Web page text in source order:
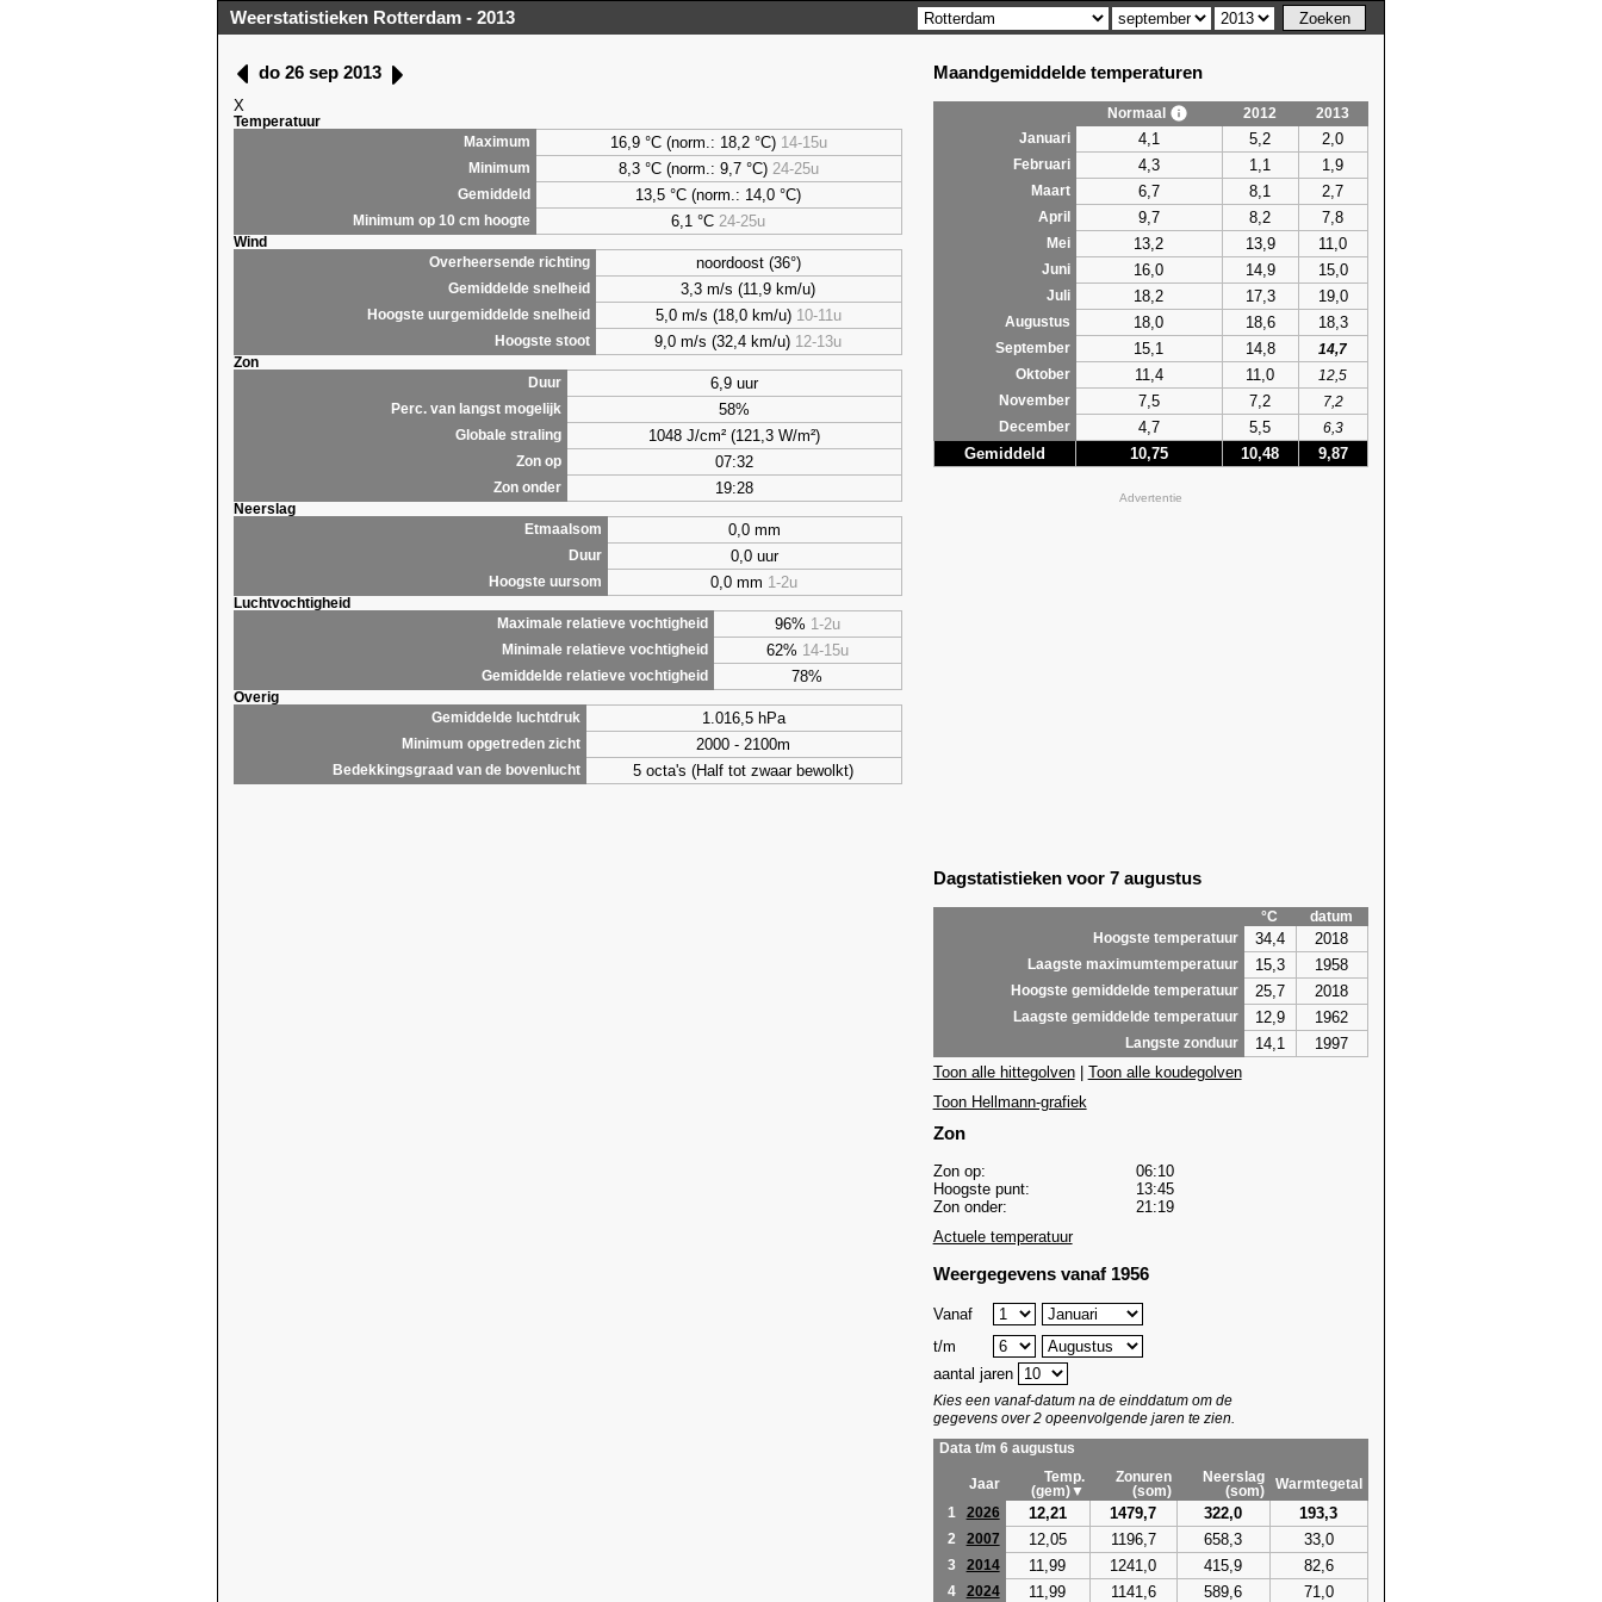
Weerstatistieken Rotterdam - 2013
do 26 sep 2013
X
Temperatuur
Maximum
16,9 °C (norm.: 18,2 °C) 14-15u
Minimum 8,3°C (norm.: 9,7 °C) 24-25u
Gemiddeld 13,5 °C (norm.: 14,0 °C)
Minimum op 10 cm hoogte 6,1 °C 24-25u
Wind
Overheersende richting
noordoost (36°)
Gemiddelde snelheid 3,3 m/s (11,9 km/u)
Hoogste uurgemiddelde snelheid 5,0 m/s (18,0 km/u) 10-11u
Hoogste stoot 9,0 m/s (32,4 km/u) 12-13u
Zon
Duur
6,9 uur
Perc. van langst mogelijk 58%
Globale straling 1048 J/cm² (121,3 W/m²)
Zon op 07:32
Zon onder 19:28
Neerslag
Etmaalsom
0,0 mm
Duur 0,0 uur
Hoogste uursom 0,0 mm 1-2u
Luchtvochtigheid
Maximale relatieve vochtigheid
96% 1-2u
Minimale relatieve vochtigheid 62% 14-15u
Gemiddelde relatieve vochtigheid 78%
Overig
Gemiddelde luchtdruk
1.016,5 hPa
Minimum opgetreden zicht 2000 - 2100m
Bedekkingsgraad van de bovenlucht 5 octa's (Half tot zwaar bewolkt)
Maandgemiddelde temperaturen
Normaal 2012
2013
Januari
4,1 5,2 2,0
Februari 4,3 1,1 1,9
Maart 6,7 8,1 2,7
April 9,7 8,2 7,8
Mei 13,2 13,9 11,0
Juni 16,0 14,9 15,0
Juli 18,2 17,3 19,0
Augustus 18,0 18,6 18,3
September 15,1 14,8
14,7
Oktober
11,4 11,0
12,5
November
7,5 7,2
7,2
December
4,7 5,5 6,3
Gemiddeld 10,75 10,48 9,87
Advertentie
Dagstatistieken voor 7 augustus
°C
datum
Hoogste temperatuur
34,4 2018
Laagste maximumtemperatuur 15,3 1958
Hoogste gemiddelde temperatuur 25,7 2018
Laagste gemiddelde temperatuur 12,9 1962
Langste zonduur 14,1
1997
Toon alle hittegolven| Toon alle koudegolven
Toon Hellmann-grafiek
Zon
Zon op:
06:10
Hoogste punt:
13:45
Zon onder:
21:19
Actuele temperatuur
Weergegevens vanaf 1956
Vanaf
t/m
aantal jaren
Kies een vanaf-datum na de einddatum om de
gegevens over 2 opeenvolgende jaren te zien.
Data t/m 6 augustus
Jaar
Temp.
(gem)▼
Zonuren
(som)
Neerslag
(som)
Warmtegetal
1
2026 12,21 1479,7 322,0 193,3
2 2007 12,05 1196,7 658,3 33,0
3 2014 11,99 1241,0 415,9 82,6
4 2024 11,99 1141,6 589,6 71,0